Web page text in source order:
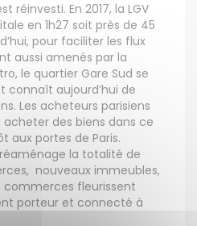
réinvesti. En 2017, la LGV
en 1h27 soit près de 45
pour faciliter les flux
aussi amenés par la
le quartier Gare Sud se
connaît aujourd’hui de
Les acheteurs parisiens
des biens dans ce
aux portes de Paris.
la totalité de
nouveaux immeubles,
fleurissent
porteur et connecté à